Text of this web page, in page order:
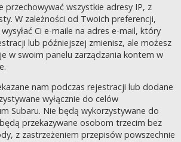
przechowywać wszystkie adresy IP, z
W zależności od Twoich preferencji,
Ci e-maile na adres e-mail, który
lub późniejszej zmienisz, ale możesz
w swoim panelu zarządzania kontem w
nam podczas rejestracji lub dodane
wyłącznie do celów
Subaru. Nie będą wykorzystywane do
przekazywane osobom trzecim bez
z zastrzeżeniem przepisów powszechnie